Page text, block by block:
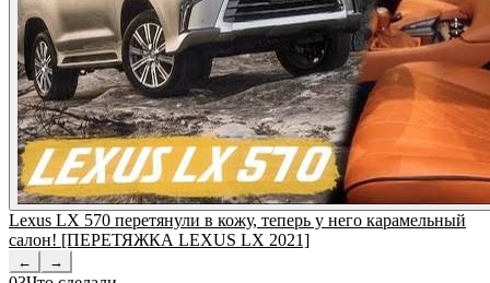
Lexus LX 570 перетянули в кожу, теперь у него карамельный
салон! [ПЕРЕТЯЖКА LEXUS LX 2021]
← →